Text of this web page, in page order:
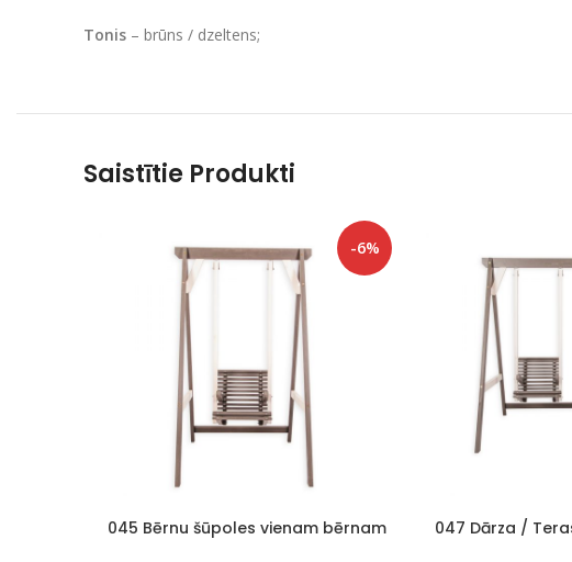
Tonis – brūns / dzeltens;
Saistītie Produkti
-6%
045 Bērnu šūpoles vienam bērnam
047 Dārza /